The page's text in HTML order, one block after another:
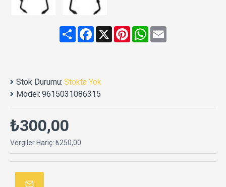
ShareFacebook
X PinterestWhatsApp
Email
Stok Durumu: Stokta Yok
Model: 9615031086315
₺300,00
Vergiler Hariç: ₺250,00